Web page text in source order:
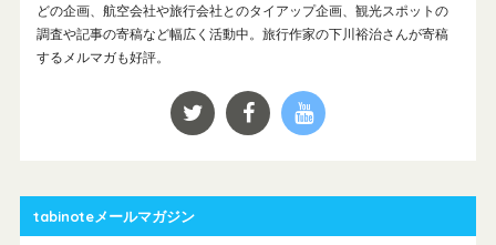
どの企画、航空会社や旅行会社とのタイアップ企画、観光スポットの
調査や記事の寄稿など幅広く活動中。旅行作家の下川裕治さんが寄稿
するメルマガも好評。
tabinoteメールマガジン